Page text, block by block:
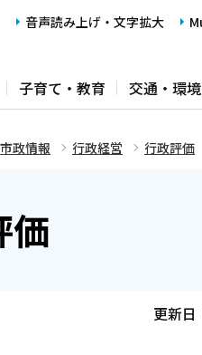
音声読み上げ・文字拡大
子育て・教育 交通・環
市政情報 行政経営 行政評価
価
更新日